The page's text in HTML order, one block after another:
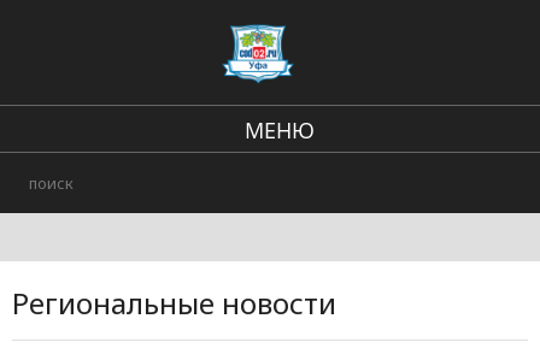
МЕНЮ
Городские события
Региональные новости